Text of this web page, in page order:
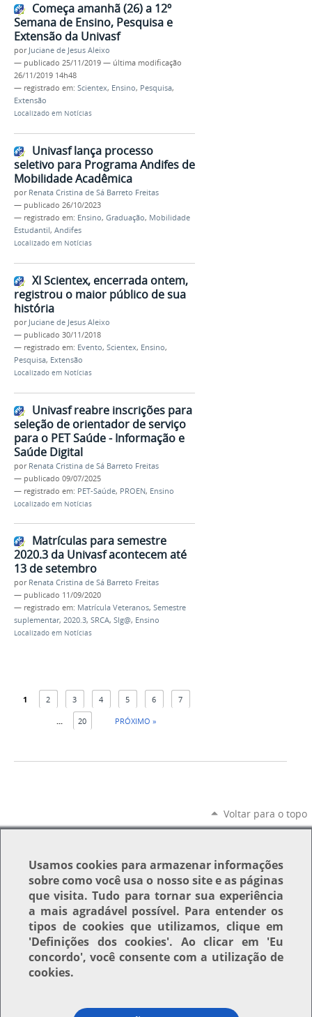
Começa amanhã (26) a 12º
Semana de Ensino, Pesquisa e
Extensão da Univasf
por Juciane de Jesus Aleixo
— publicado 25/11/2019 — última modificação
26/11/2019 14h48
— registrado em: Scientex, Ensino, Pesquisa,
Extensão
Localizado em Notícias
Univasf lança processo
seletivo para Programa Andifes de
Mobilidade Acadêmica
por Renata Cristina de Sá Barreto Freitas
— publicado 26/10/2023
— registrado em: Ensino, Graduação, Mobilidade
Estudantil, Andifes
Localizado em Notícias
XI Scientex, encerrada ontem,
registrou o maior público de sua
história
por Juciane de Jesus Aleixo
— publicado 30/11/2018
— registrado em: Evento, Scientex, Ensino,
Pesquisa, Extensão
Localizado em Notícias
Univasf reabre inscrições para
seleção de orientador de serviço
para o PET Saúde - Informação e
Saúde Digital
por Renata Cristina de Sá Barreto Freitas
— publicado 09/07/2025
— registrado em: PET-Saúde, PROEN, Ensino
Localizado em Notícias
Matrículas para semestre
2020.3 da Univasf acontecem até
13 de setembro
por Renata Cristina de Sá Barreto Freitas
— publicado 11/09/2020
— registrado em: Matrícula Veteranos, Semestre
suplementar, 2020.3, SRCA, SIg@, Ensino
Localizado em Notícias
1 2 3 4 5 6 7
... 20 PRÓXIMO »
Voltar para o topo
Usamoscookies para armazenar informações
sobre como você usa o nosso site e as páginas
que visita. Tudo para tornar sua experiência
a mais agradável possível. Para entender os
tipos de cookies que utilizamos, clique em
'Definições dos cookies'. Ao clicar em 'Eu
concordo', você consente com a utilização de
cookies.